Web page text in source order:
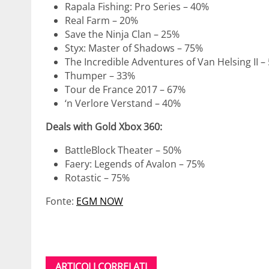
Rapala Fishing: Pro Series – 40%
Real Farm – 20%
Save the Ninja Clan – 25%
Styx: Master of Shadows – 75%
The Incredible Adventures of Van Helsing II –
Thumper – 33%
Tour de France 2017 – 67%
‘n Verlore Verstand – 40%
Deals with Gold Xbox 360:
BattleBlock Theater – 50%
Faery: Legends of Avalon – 75%
Rotastic – 75%
Fonte: EGM NOW